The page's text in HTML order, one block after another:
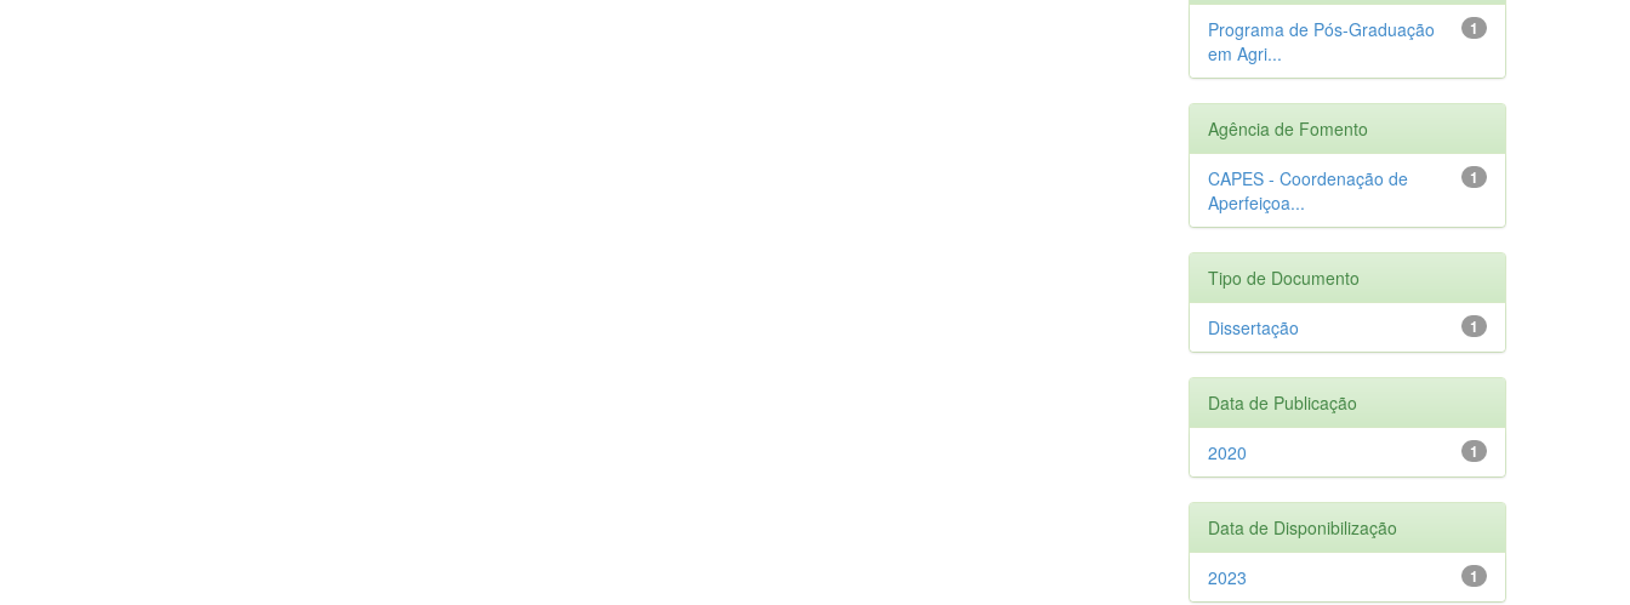
1
Programa de Pós-Graduação
em Agri...
Agência de Fomento
1
CAPES - Coordenação de
Aperfeiçoa...
Tipo de Documento
1
Dissertação
Data de Publicação
1
2020
Data de Disponibilização
1
2023